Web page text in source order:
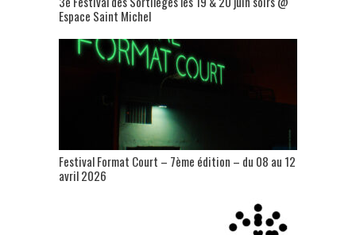
Espace Saint Michel
Festival Format Court – 7ème édition – du 08 au 12
avril 2026